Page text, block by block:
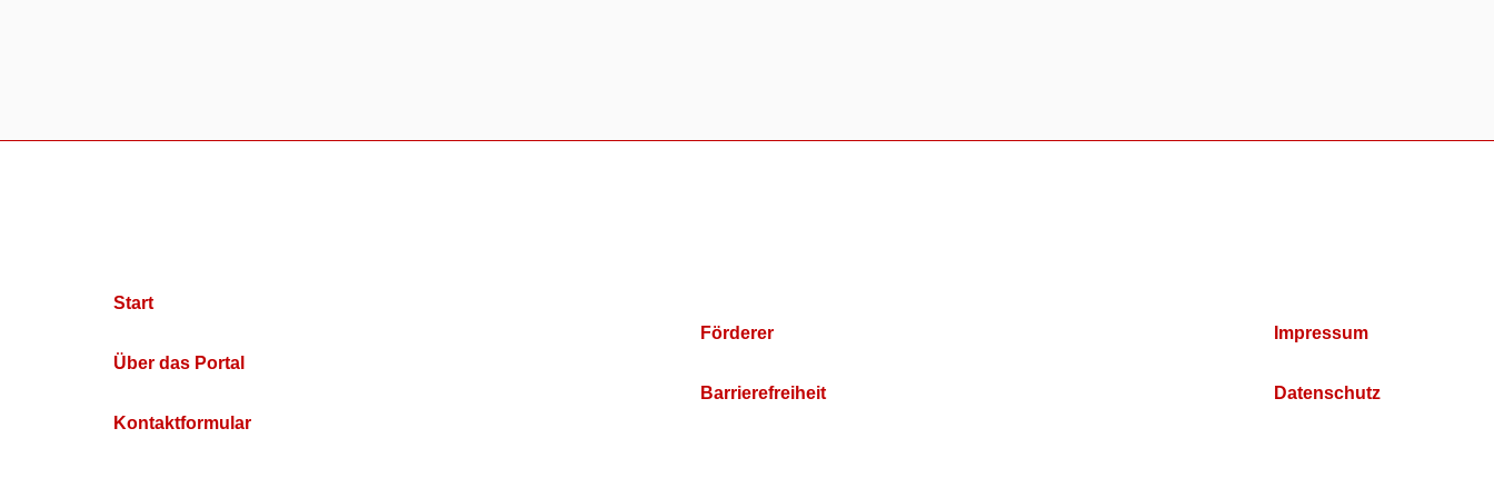
Start
Über das Portal
Kontaktformular
Förderer
Barrierefreiheit
Impressum
Datenschutz